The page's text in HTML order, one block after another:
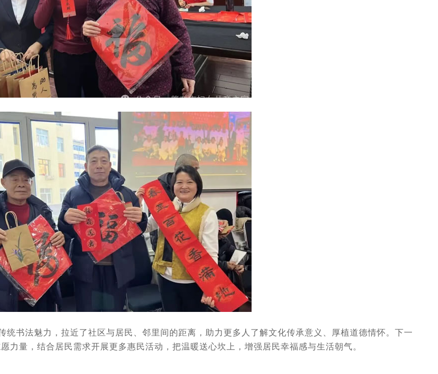
书法魅力，拉近了社区与居民、邻里间的距离，助力更多人了解文化传承意义、厚植道德情怀。下一
力量，结合居民需求开展更多惠民活动，把温暖送心坎上，增强居民幸福感与生活朝气。